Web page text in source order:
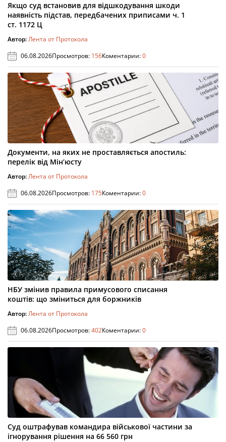
Якщо суд встановив для відшкодування шкоди
наявність підстав, передбачених приписами ч. 1
ст. 1172 Ц
Автор:Лента от Протокола
06.08.2026Просмотров: 156Коментарии:0
Документи, на яких не проставляється апостиль:
перелік від Мін’юсту
Автор:Лента от Протокола
06.08.2026Просмотров: 175Коментарии:0
НБУ змінив правила примусового списання
коштів: що зміниться для боржників
Автор:Лента от Протокола
06.08.2026Просмотров:402Коментарии:0
Суд оштрафував командира військової частини за
ігнорування рішення на 66 560 грн